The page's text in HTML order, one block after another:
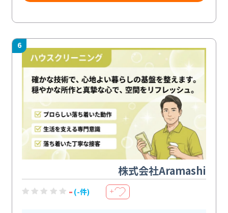
6
株式会社Aramashi
- (-件) ＋